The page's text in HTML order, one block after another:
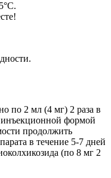
по 2 мл (4 мг) 2 раза в
формой
продолжить
в течение 5-7 дней
(по 8 мг 2